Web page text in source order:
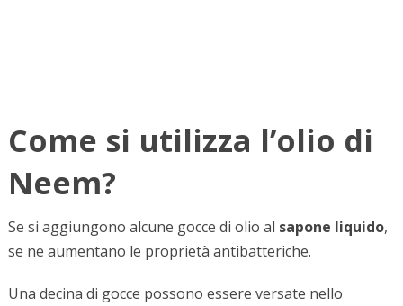
Come si utilizza l’olio di
Neem?
Se si aggiungono alcune gocce di olio al sapone liquido,
se ne aumentano le proprietà antibatteriche.
Una decina di gocce possono essere versate nello